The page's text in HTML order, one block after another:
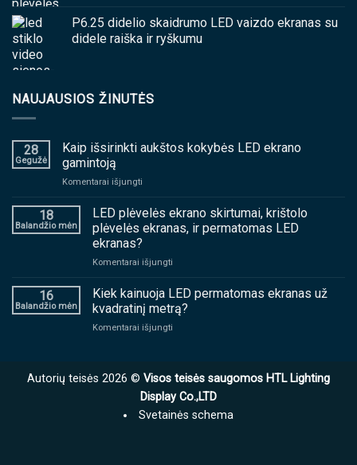
P6.25 didelio skaidrumo LED vaizdo ekranas su
didele raiška ir ryškumu
NAUJAUSIOS ŽINUTĖS
28
Gegužė
Kaip išsirinkti aukštos kokybės LED ekrano
gamintoją
Komentarai išjungti
išsirinkti
aukštos
kokybės
ekrano
18
Balandžio mėn
LED plėvelės ekrano skirtumai, krištolo
plėvelės ekranas, ir permatomas LED
ekranas?
Komentarai išjungti
plėvelės
ekrano
skirtumai,
permatomas
LED
ekranas?
16
Balandžio mėn
Kiek kainuoja LED permatomas ekranas už
kvadratinį metrą?
Komentarai išjungti
permatomas
ekranas
už
kvadratinį
Autorių teisės 2026 © Visos teisės saugomos HTL Lighting
Display Co.,LTD
Svetainės schema